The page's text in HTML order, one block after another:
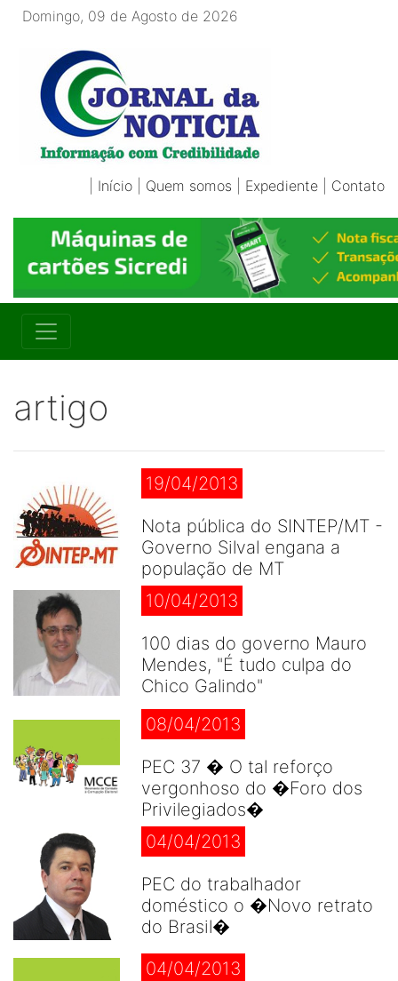
Domingo, 09 de Agosto de 2026
Início Quem somos Expediente Contato
artigo
19/04/2013
Nota pública do SINTEP/MT -
Governo Silval engana a
população de MT
10/04/2013
100 dias do governo Mauro
Mendes, "É tudo culpa do
Chico Galindo"
08/04/2013
PEC 37 � O tal reforço
vergonhoso do �Foro dos
Privilegiados�
04/04/2013
PEC do trabalhador
doméstico o �Novo retrato
do Brasil�
04/04/2013